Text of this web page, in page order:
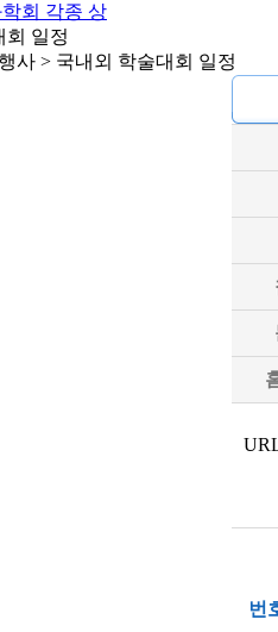
회 각종 상
회 일정
사 > 국내외 학술대회 일정
번